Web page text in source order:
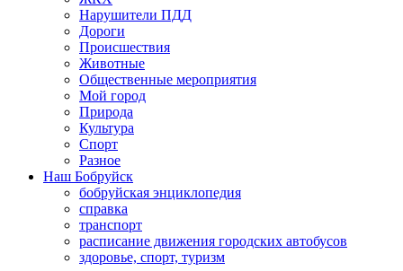
Нарушители ПДД
Дороги
Происшествия
Животные
Общественные мероприятия
Мой город
Природа
Культура
Спорт
Разное
Наш Бобруйск
бобруйская энциклопедия
справка
транспорт
расписание движения городских автобусов
здоровье, спорт, туризм